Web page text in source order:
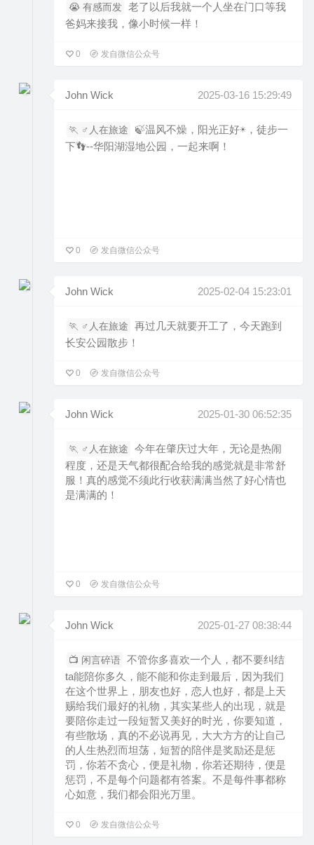
😭 有感而发 老了以后我就一个人坐在门口等我
爸妈来接我，像小时候一样！
0 发自微信公众号
John Wick 2025-03-16 15:29:49
🏃 ‍♂️人在旅途
🍃温风不燥，阳光正好☀，徒步一
下👣--华阳湖湿地公园，一起来啊！
0 发自微信公众号
John Wick 2025-02-04 15:23:01
🏃 ‍♂️人在旅途
再过几天就要开工了，今天跑到
长安公园散步！
0 发自微信公众号
John Wick 2025-01-30 06:52:35
🏃 ‍♂️人在旅途
今年在肇庆过大年，无论是热闹
程度，还是天气都很配合给我的感觉就是非常舒
服！真的感觉不须此行收获满满当然了好心情也
是满满的！
0 发自微信公众号
John Wick 2025-01-27 08:38:44
📺 闲言碎语 不管你多喜欢一个人，都不要纠结
ta能陪你多久，能不能和你走到最后，因为我们
在这个世界上，朋友也好，恋人也好，都是上天
赐给我们最好的礼物，其实某些人的出现，就是
要陪你走过一段短暂又美好的时光，你要知道，
有些散场，真的不必说再见，大大方方的让自己
的人生热烈而坦荡，短暂的陪伴是奖励还是惩
罚，你若不贪心，便是礼物，你若还期待，便是
惩罚，不是每个问题都有答案。不是每件事都称
心如意，我们都会阳光万里。
0 发自微信公众号